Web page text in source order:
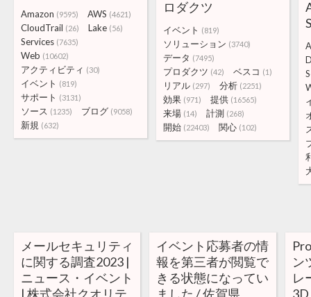
Amazon (9595) AWS (4621)
CloudTrail (26) Lake (56)
Services (7635)
Web (10602)
アクティビティ (30)
イベント (819)
サポート (3131)
ソース (1235) ブログ (9058)
新規 (632)
ロダクツ
イベント (819)
ソリューション (3740)
データ (7495)
プロダクツ (42) ベスコ (1)
リアル (297) 分析 (2251)
効果 (971) 提供 (16565)
来場 (14) 計測 (268)
開始 (22403) 関心 (102)
メールセキュリティ
に関する調査2023 |
ニュース・イベント
| 株式会社クオリテ
イベント応募者の情
報を第三者が閲覧で
きる状態になってい
ました / 佐賀県
ン
レ